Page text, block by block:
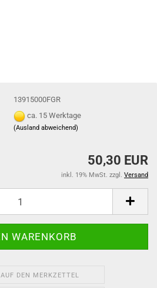
13915000FGR
ca. 15 Werktage
(Ausland abweichend)
50,30 EUR
inkl. 19% MwSt. zzgl. Versand
AUF DEN MERKZETTEL